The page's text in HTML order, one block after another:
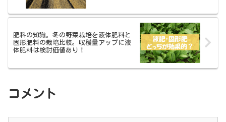
肥料の知識。冬の野菜栽培を液体肥料と
固形肥料の栽培比較。収穫量アップに液
体肥料は検討価値あり！
コメント